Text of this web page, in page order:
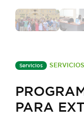
Servicios
PARA